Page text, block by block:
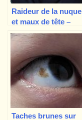
Raideur de la nuque
et maux de tête –
causes possibles et
gravité des
symptômes
Taches brunes sur